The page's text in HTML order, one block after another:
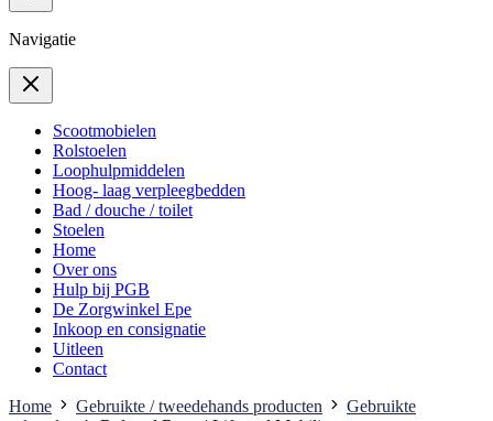
Navigatie
Scootmobielen
Rolstoelen
Loophulpmiddelen
Hoog- laag verpleegbedden
Bad / douche / toilet
Stoelen
Home
Over ons
Hulp bij PGB
De Zorgwinkel Epe
Inkoop en consignatie
Uitleen
Contact
Home
Gebruikte / tweedehands producten
Gebruikte